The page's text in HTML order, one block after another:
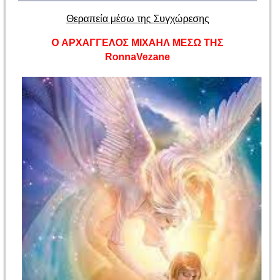
Θεραπεία μέσω της Συγχώρεσης
O ΑΡΧΑΓΓΕΛΟΣ ΜΙΧΑΗΛ ΜΕΣΩ ΤΗΣ
RonnaVezane